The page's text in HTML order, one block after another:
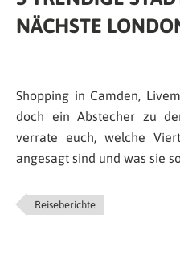
NÄCHSTE
Shopping in Camden,
doch ein Abstecher zu
verrate euch, welche
angesagt sind und was sie
Reiseberichte